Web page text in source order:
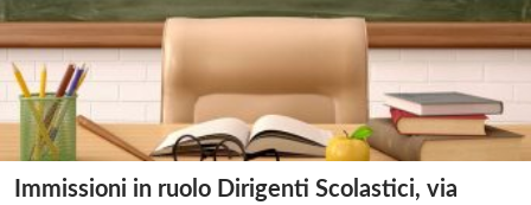
Immissioni in ruolo Dirigenti Scolastici, via